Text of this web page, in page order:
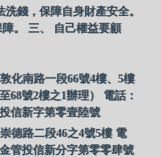
洗錢，保障自身財產安全。
。 三、 自己權益要顧
化南路一段66號4樓、5樓
68號2樓之1辦理） 電話：
信新字第零壹陸號
德路二段46之4號5樓 電
管投信新分字第零零肆號